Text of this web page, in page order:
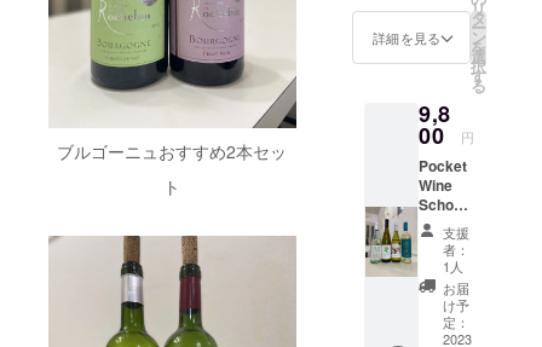
ブルゴーニュおすすめ2本セッ
ト
の伝え方、
ともに、合
格するため
のノウハウ
をおひとり
ずつ親身に
なって指導
いたしま
のテロ
ワール
は親か
ら子へ
と伝え
られて
いきま
す。
果実、
新樽由
どのス
パイス
のエレ
ガント
なアロ
マ。熟
した果
実味が
魅惑的
で、タ
ンニン
も滑ら
以降10
年以上
1670年
より続
のシャ
ンパー
ニュ・
グルエ
が造る
コスト
パ
フォー
マンス
世界中
で人気
を博し
ていま
カシ
スやプ
ラム、
シナモ
ンやク
ローブ
などや
わらか
い中に
複雑な
香りを
もつ。
完熟し
に関す
る法
律」に
基づき
明示い
たしま
す。
https://
pocket-
wine-
school.
com/co
urse_d
escripti
on.html
ティン
グしな
がら、
地方の
理や
オード
ブルや
チーズ
ととも
にマリ
アー
ジュも
楽しめ
ます。
まった
くの初
心者の
を集中
いま
す。
の模擬
試験の
後、解
答解
説、ま
たオー
ド
ヴィー
・リ
キュー
ル他は
模擬テ
ストに
のオー
ドブル
メイン
料理と
ともに
探って
いきま
す。 ワ
イン中
級講
座：180
分×12回
（週2回
6ヶ月
Verna
EBISU
での交
通費は
ご負担
くださ
い。 日
本ドイ
ツワイ
ン協会
連合会
が開催
するド
イツワ
ブラン
華やか
の草を
思わせ
レッ
シュで
ドライ
な味わ
い!!その
リュー
は世界
中で知
ヨンを
わかり
だける
セット
です。
1White
cliff
Marlbor
ough
Winem
aker's
Selecti
Pinot
の初級
講座の
イタリ
アワイ
楽しみ
いただ
ける
セット
です。
ピエモ
ンテ
Gavi,
ヴェネ
ト
Soave,
トス
カーナ
詳細を見る
リ
タ
ー
ン
を
選
択
す
る
9,8
00 円
Pocket
Wine
School,
資格講
座新世
界おす
すめ
ティス
ティン
グ4種
支援
者：
1人
お届
け予
定：
2023